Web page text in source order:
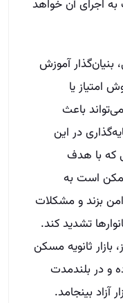
اجرای آن خواهد
بنیان‌گذار آموزش
امتیاز یا
باعث
در این
که با هدف
است به
بزند و مشکلات
تشدید کند.
بازار ثانویه مسکن
و در بلندمدت
آزاد بینجامد.